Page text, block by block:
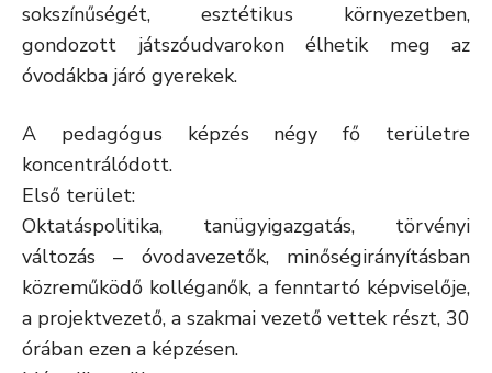
sokszínűségét, esztétikus környezetben,
gondozott játszóudvarokon élhetik meg az
óvodákba járó gyerekek.
A pedagógus képzés négy fő területre
koncentrálódott.
Első terület:
Oktatáspolitika, tanügyigazgatás, törvényi
változás – óvodavezetők, minőségirányításban
közreműködő kolléganők, a fenntartó képviselője,
a projektvezető, a szakmai vezető vettek részt, 30
órában ezen a képzésen.